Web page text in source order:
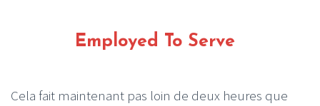
Employed To Serve
Cela fait maintenant pas loin de deux heures que